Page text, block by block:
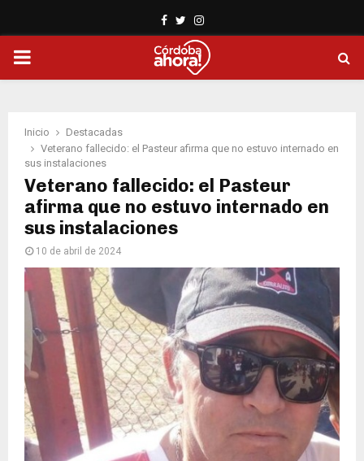
Facebook
TwitterInstagram
PRIMARY
Inicio
Destacadas
Veterano fallecido: el Pasteur afirma que no estuvo internado en
sus instalaciones
Veterano fallecido: el Pasteur
afirma que no estuvo internado en
sus instalaciones
10 de abril de 2024